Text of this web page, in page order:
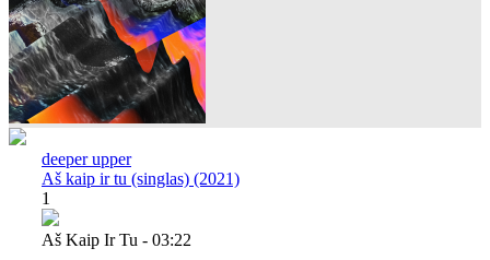
deeper upper
Aš kaip ir tu (singlas) (2021)
1
Aš Kaip Ir Tu - 03:22